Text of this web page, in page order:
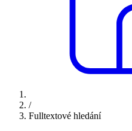
/
Fulltextové hledání